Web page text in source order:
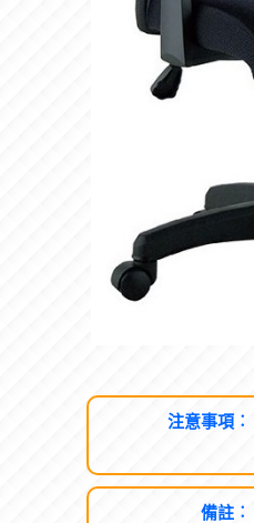
注意事項︰
備註︰